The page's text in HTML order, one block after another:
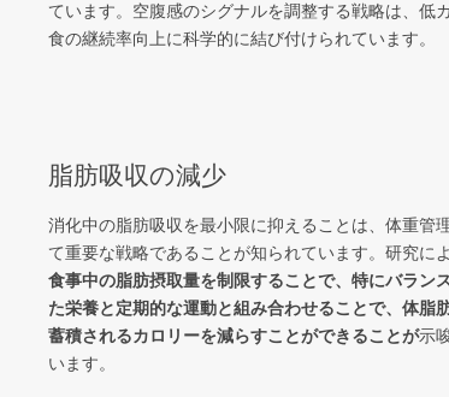
ています。空腹感のシグナルを調整する戦略は、低
食の継続率向上に科学的に結び付けられています。
脂肪吸収の減少
消化中の脂肪吸収を最小限に抑えることは、体重管
て重要な戦略であることが知られています。研究によ
食事中の脂肪摂取量を制限することで、特にバラン
た栄養と定期的な運動と組み合わせることで、体脂
蓄積されるカロリーを減らすことができることが示
います。